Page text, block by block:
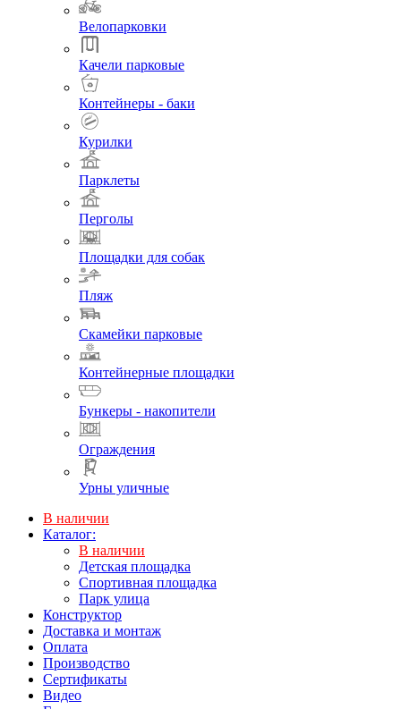
Велопарковки
Качели парковые
Контейнеры - баки
Курилки
Парклеты
Перголы
Площадки для собак
Пляж
Скамейки парковые
Контейнерные площадки
Бункеры - накопители
Ограждения
Урны уличные
В наличии
Каталог:
В наличии
Детская площадка
Спортивная площадка
Парк улица
Конструктор
Доставка и монтаж
Оплата
Производство
Сертификаты
Видео